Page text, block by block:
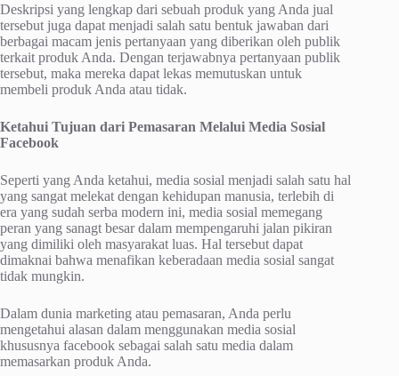
Deskripsi yang lengkap dari sebuah produk yang Anda jual
tersebut juga dapat menjadi salah satu bentuk jawaban dari
berbagai macam jenis pertanyaan yang diberikan oleh publik
terkait produk Anda. Dengan terjawabnya pertanyaan publik
tersebut, maka mereka dapat lekas memutuskan untuk
membeli produk Anda atau tidak.
Ketahui Tujuan dari Pemasaran Melalui Media Sosial
Facebook
Seperti yang Anda ketahui, media sosial menjadi salah satu hal
yang sangat melekat dengan kehidupan manusia, terlebih di
era yang sudah serba modern ini, media sosial memegang
peran yang sanagt besar dalam mempengaruhi jalan pikiran
yang dimiliki oleh masyarakat luas. Hal tersebut dapat
dimaknai bahwa menafikan keberadaan media sosial sangat
tidak mungkin.
Dalam dunia marketing atau pemasaran, Anda perlu
mengetahui alasan dalam menggunakan media sosial
khususnya facebook sebagai salah satu media dalam
memasarkan produk Anda.